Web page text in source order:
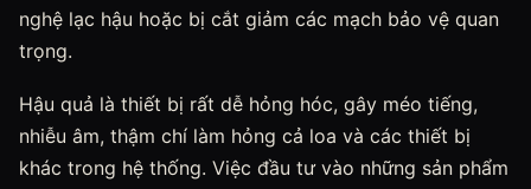
nghệ lạc hậu hoặc bị cắt giảm các mạch bảo vệ quan
trọng.
Hậu quả là thiết bị rất dễ hỏng hóc, gây méo tiếng,
nhiễu âm, thậm chí làm hỏng cả loa và các thiết bị
khác trong hệ thống. Việc đầu tư vào những sản phẩm